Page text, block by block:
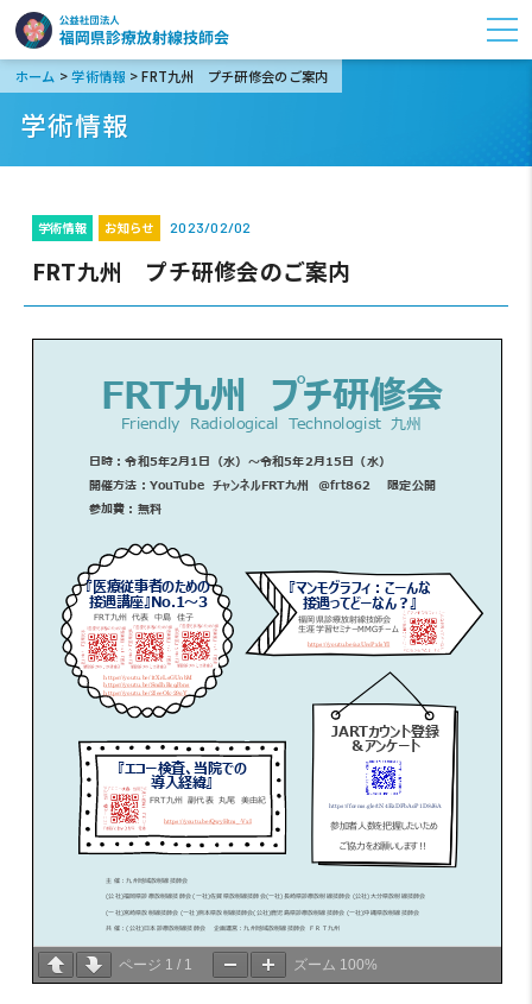
ホーム >学術情報 >FRT九州 プチ研修会のご案内
学術情報
学術情報 お知らせ 2023/02/02
FRT九州 プチ研修会のご案内
ページ 1 / 1 ズーム 100%